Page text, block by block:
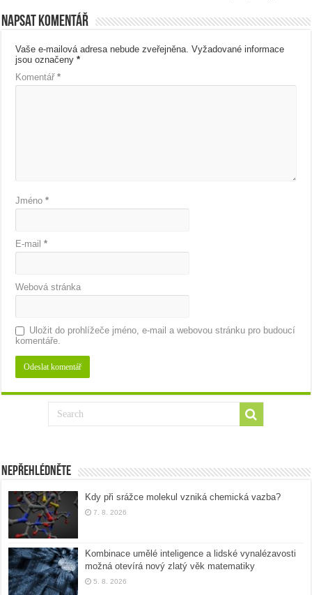
Napsat komentář
Vaše e-mailová adresa nebude zveřejněna. Vyžadované informace
jsou označeny*
Komentář*
Jméno*
E-mail*
Webová stránka
Uložit do prohlížeče jméno, e-mail a webovou stránku pro budoucí
komentáře.
Nepřehlédněte
Kdy při srážce molekul vzniká chemická vazba?
7. 8. 2026
Kombinace umělé inteligence a lidské vynalézavosti
možná otevírá nový zlatý věk matematiky
5. 8. 2026